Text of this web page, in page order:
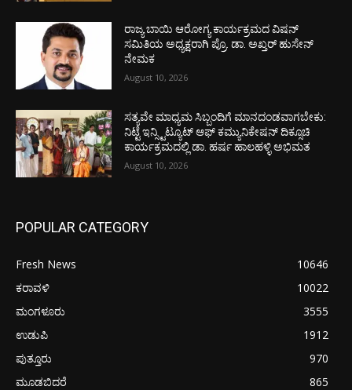
ರಾಜ್ಯ ಬಾಯಿ ಆರೋಗ್ಯ ಕಾರ್ಯಕ್ರಮದ ವಿಷನ್
ಸಮಿತಿಯ ಅಧ್ಯಕ್ಷರಾಗಿ ಪ್ರೊ. ಡಾ. ಅಖ್ತರ್ ಹುಸೇನ್
ನೇಮಕ
August 10, 2026
ಸತ್ಯವೇ ಮಾಧ್ಯಮ ಸಿಬ್ಬಂದಿಗೆ ಮಾನದಂಡವಾಗಬೇಕು:
ನಿಟ್ಟೆ ಇನ್ಸ್ಟಿಟ್ಯೂಟ್ ಆಫ್ ಕಮ್ಯುನಿಕೇಷನ್ ದಿಕ್ಸೂಚಿ
ಕಾರ್ಯಕ್ರಮದಲ್ಲಿ ಡಾ. ಹರ್ಷ ಹಾಲಹಳ್ಳಿ ಅಭಿಮತ
August 10, 2026
POPULAR CATEGORY
Fresh News
10646
ಕರಾವಳಿ
10022
ಮಂಗಳೂರು
3555
ಉಡುಪಿ
1912
ಪುತ್ತೂರು
970
ಮೂಡಬಿದರೆ
865